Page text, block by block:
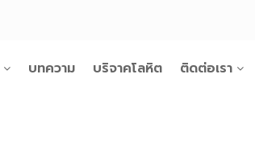
บทความ บริจาคโลหิต ติดต่อเรา